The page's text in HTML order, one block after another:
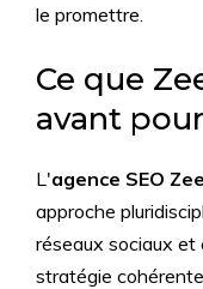
le promettre.
Ce que
avant
L'agence SEO
approche
réseaux sociaux et
stratégie cohérente.